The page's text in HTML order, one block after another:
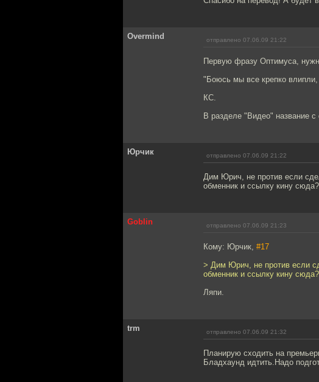
Overmind отправлено 07.06.09 21:22
Первую фразу Оптимуса,
"Боюсь мы все крепко
КС.
В разделе "Видео" название
Юрчик отправлено 07.06.09 21:22
Дим Юрич, не против если
обменник и ссылку кину
Goblin отправлено 07.06.09 21:23
Кому: Юрчик, #17
> Дим Юрич, не против если
обменник и ссылку кину
Ляпи.
trm отправлено 07.06.09 21:32
Планирую сходить на
Бладхаунд идтить.Надо